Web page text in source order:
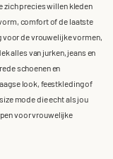
zich precies willen kleden
comfort of de laatste
de vrouwelijke vormen,
alles van jurken, jeans en
schoenen en
look, feestkleding of
mode die echt als jou
voor vrouwelijke